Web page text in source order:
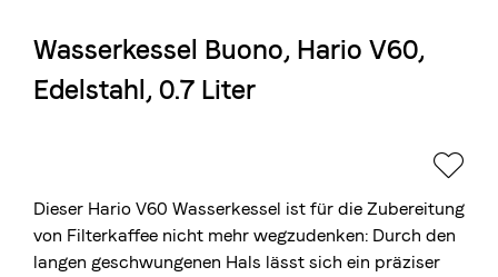
Die Berner Rösterei
Blasercafé
© 2026 Blasercafé AG
Wasserkessel Buono, Hario V60,
Edelstahl, 0.7 Liter
Dieser Hario V60 Wasserkessel ist für die Zubereitung
von Filterkaffee nicht mehr wegzudenken: Durch den
langen geschwungenen Hals lässt sich ein präziser